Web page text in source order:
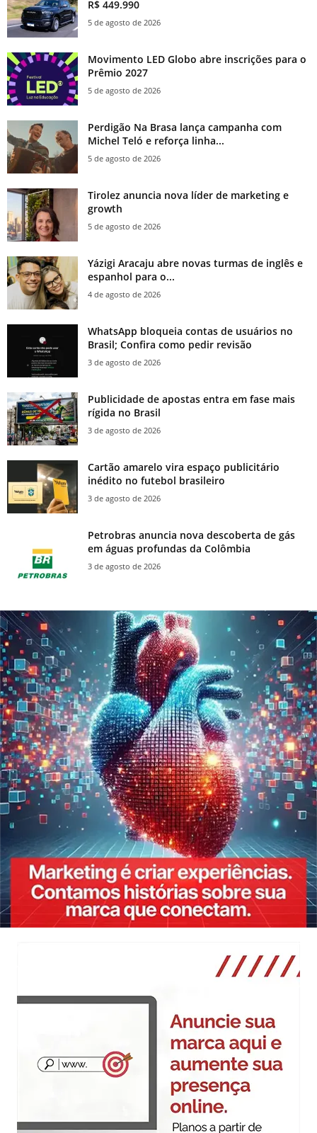
R$ 449.990
5 de agosto de 2026
Movimento LED Globo abre inscrições para o
Prêmio 2027
5 de agosto de 2026
Perdigão Na Brasa lança campanha com
Michel Teló e reforça linha...
5 de agosto de 2026
Tirolez anuncia nova líder de marketing e
growth
5 de agosto de 2026
Yázigi Aracaju abre novas turmas de inglês e
espanhol para o...
4 de agosto de 2026
WhatsApp bloqueia contas de usuários no
Brasil; Confira como pedir revisão
3 de agosto de 2026
Publicidade de apostas entra em fase mais
rígida no Brasil
3 de agosto de 2026
Cartão amarelo vira espaço publicitário
inédito no futebol brasileiro
3 de agosto de 2026
Petrobras anuncia nova descoberta de gás
em águas profundas da Colômbia
3 de agosto de 2026